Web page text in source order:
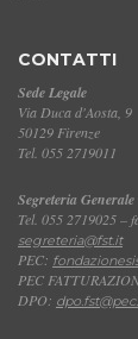
CONTATTI
Sede Legale
Via Duca d'Aosta, 9
50129 Firenze
Tel. 055 2719011
Segreteria Generale
Tel. 055 2719025 –
segreteria@fst.it
PEC:
PEC
DPO: